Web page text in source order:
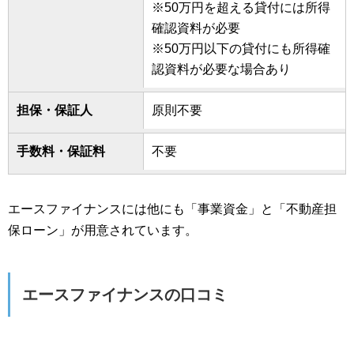
※50万円を超える貸付には所得
確認資料が必要
※50万円以下の貸付にも所得確
認資料が必要な場合あり
担保・保証人 原則不要
手数料・保証料 不要
エースファイナンスには他にも「事業資金」と「不動産担
保ローン」が用意されています。
エースファイナンスの口コミ